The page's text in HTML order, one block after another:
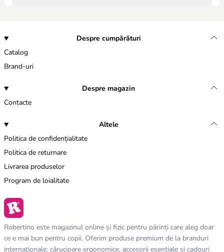
Despre cumpărături
Catalog
Brand-uri
Despre magazin
Contacte
Altele
Politica de confidențialitate
Politica de returnare
Livrarea produselor
Program de loialitate
Robertino este magazinul online și fizic pentru părinți care aleg doar
ce e mai bun pentru copii. Oferim produse premium de la branduri
internaționale: cărucioare ergonomice, accesorii esențiale și cadouri